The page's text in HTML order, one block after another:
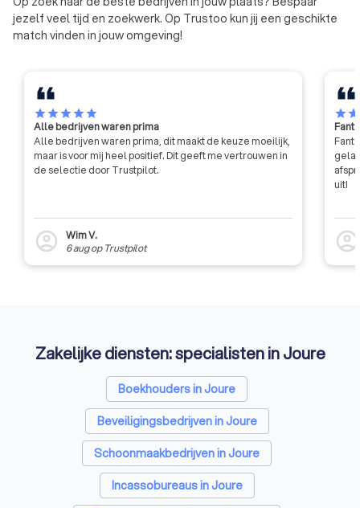
eigen gang kunnen gaan, maar
moeten voldoen aan strenge
eisen qua integriteit en
jezelf veel tijd en zoekwerk. Op Trustoo kun jij een geschikte
match vinden in jouw omgeving!
starstarstarstarstar
Alle bedrijven waren prima
Alle bedrijven waren prima, dit maakt de keuze moeilijk,
maar is voor mij heel positief. Dit geeft me vertrouwen in
de selectie door Trustpilot.
account_circle
Wim V.
6 augop Trustpilot
starstar
uit!
account_circle
Zakelijke diensten: specialisten in Joure
Boekhouders in Joure
Beveiligingsbedrijven in Joure
Schoonmaakbedrijven in Joure
Incassobureaus in Joure